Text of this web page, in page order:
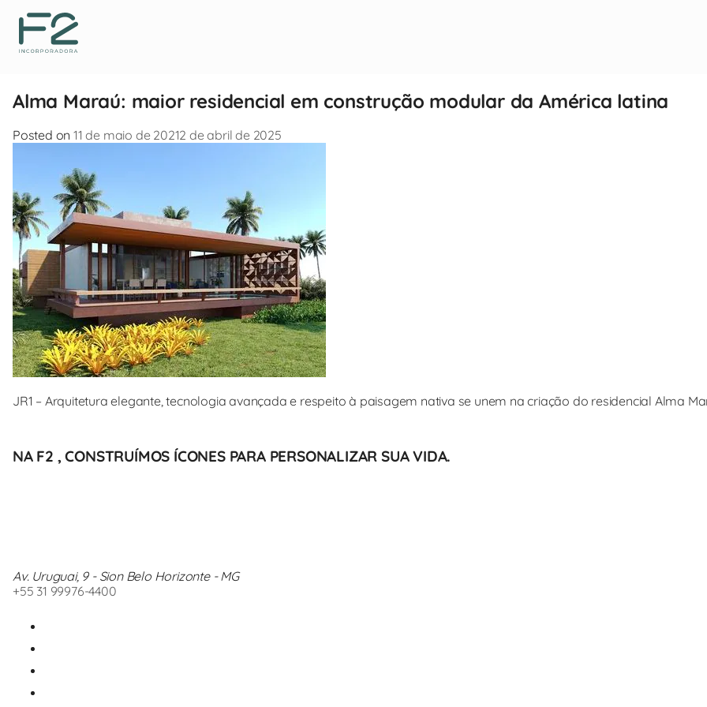
Alma Maraú: maior residencial em construção modular da América latina
Posted on11 de maio de 20212 de abril de 2025
JR1 – Arquitetura elegante, tecnologia avançada e respeito à paisagem nativa se unem na criação do residencial Alma
NA F2 , CONSTRUÍMOS ÍCONES PARA PERSONALIZAR SUA VIDA.
Av. Uruguai, 9 - Sion Belo Horizonte - MG
+55 31 99976-4400